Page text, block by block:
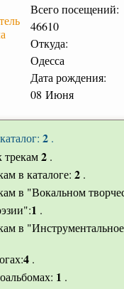
Всего посещений:
46610
Откуда:
Одесса
Дата рождения:
08 Июня
2 .
трекам2 .
в каталоге: 2 .
в "Вокальном
1 .
в
4 .
1 .